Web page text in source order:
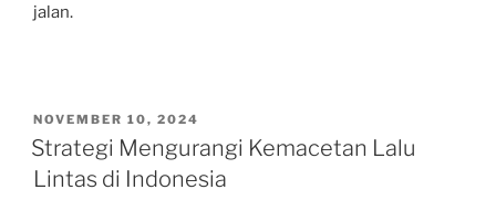
jalan.
POSTED
ON
NOVEMBER 10, 2024
Strategi Mengurangi Kemacetan Lalu
Lintas di Indonesia